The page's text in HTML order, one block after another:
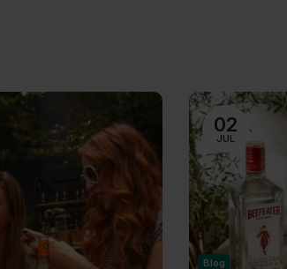
02
JUL
Blog